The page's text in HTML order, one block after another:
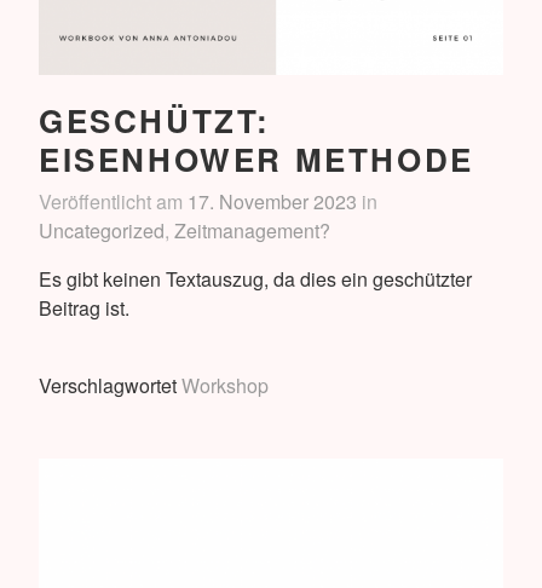
GESCHÜTZT:
EISENHOWER METHODE
Veröffentlicht am 17. November 2023 in
Uncategorized, Zeitmanagement?
Es gibt keinen Textauszug, da dies ein geschützter
Beitrag ist.
VerschlagwortetWorkshop